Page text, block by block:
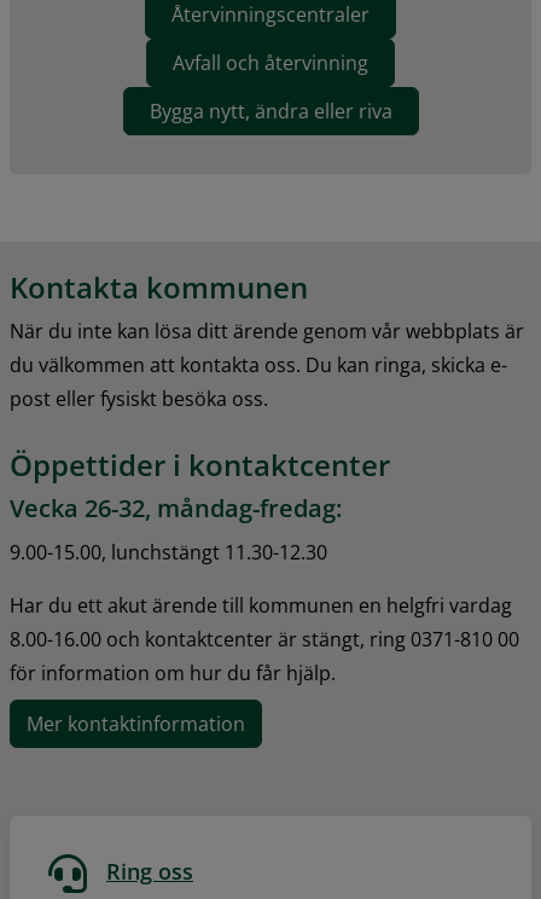
Återvinningscentraler
Avfall och återvinning
Bygga nytt, ändra eller riva
Kontakta kommunen
När du inte kan lösa ditt ärende genom vår webbplats är
du välkommen att kontakta oss. Du kan ringa, skicka e-
post eller fysiskt besöka oss.
Öppettider i kontaktcenter
Vecka 26-32, måndag-fredag:
9.00-15.00, lunchstängt 11.30-12.30
Har du ett akut ärende till kommunen en helgfri vardag
8.00-16.00 och kontaktcenter är stängt, ring 0371-810 00
för information om hur du får hjälp.
Mer kontaktinformation
Ring oss